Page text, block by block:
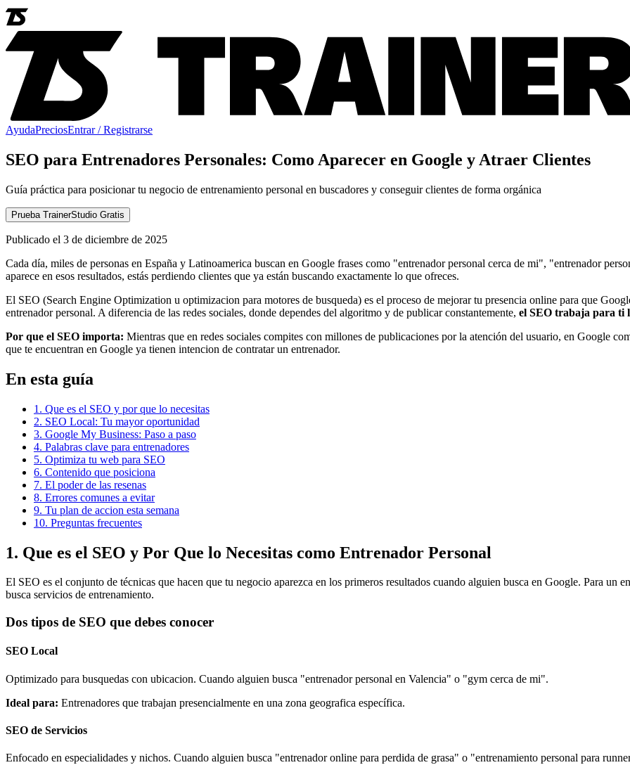
AyudaPreciosEntrar / Registrarse
SEO para Entrenadores Personales: Como Aparecer en Google y Atraer Clientes
Guía práctica para posicionar tu negocio de entrenamiento personal en buscadores y conseguir clientes de forma orgánica
Prueba TrainerStudio Gratis
Publicado el 3 de diciembre de 2025
Cada día, miles de personas en España y Latinoamerica buscan en Google frases como "entrenador personal cerca de mi", "entrenador
aparece en esos resultados, estás perdiendo clientes que ya están buscando exactamente lo que ofreces.
El SEO (Search Engine Optimization u optimizacion para motores de busqueda) es el proceso de mejorar tu presencia online para que
entrenador personal. A diferencia de las redes sociales, donde dependes del algoritmo y de publicar constantemente, el SEO trabaja para ti
Por que el SEO importa: Mientras que en redes sociales compites con millones de publicaciones por la atención del usuario, en Google
que te encuentran en Google ya tienen intencion de contratar un entrenador.
En esta guía
1. Que es el SEO y por que lo necesitas
2. SEO Local: Tu mayor oportunidad
3. Google My Business: Paso a paso
4. Palabras clave para entrenadores
5. Optimiza tu web para SEO
6. Contenido que posiciona
7. El poder de las resenas
8. Errores comunes a evitar
9. Tu plan de accion esta semana
10. Preguntas frecuentes
1. Que es el SEO y Por Que lo Necesitas como Entrenador Personal
El SEO es el conjunto de técnicas que hacen que tu negocio aparezca en los primeros resultados cuando alguien busca en Google. Para un
busca servicios de entrenamiento.
Dos tipos de SEO que debes conocer
SEO Local
Optimizado para busquedas con ubicacion. Cuando alguien busca "entrenador personal en Valencia" o "gym cerca de mi".
Ideal para: Entrenadores que trabajan presencialmente en una zona geografica específica.
SEO de Servicios
Enfocado en especialidades y nichos. Cuando alguien busca "entrenador online para perdida de grasa" o "entrenamiento personal para